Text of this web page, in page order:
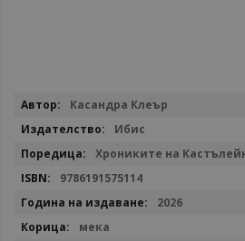
Повече
Касандра Клеър
Ибис
Хрониките на
9786191575114
2026
мека